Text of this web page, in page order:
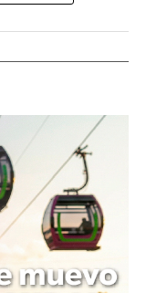
de sus
con la
el impulso a
justos,
que
su trabajo de